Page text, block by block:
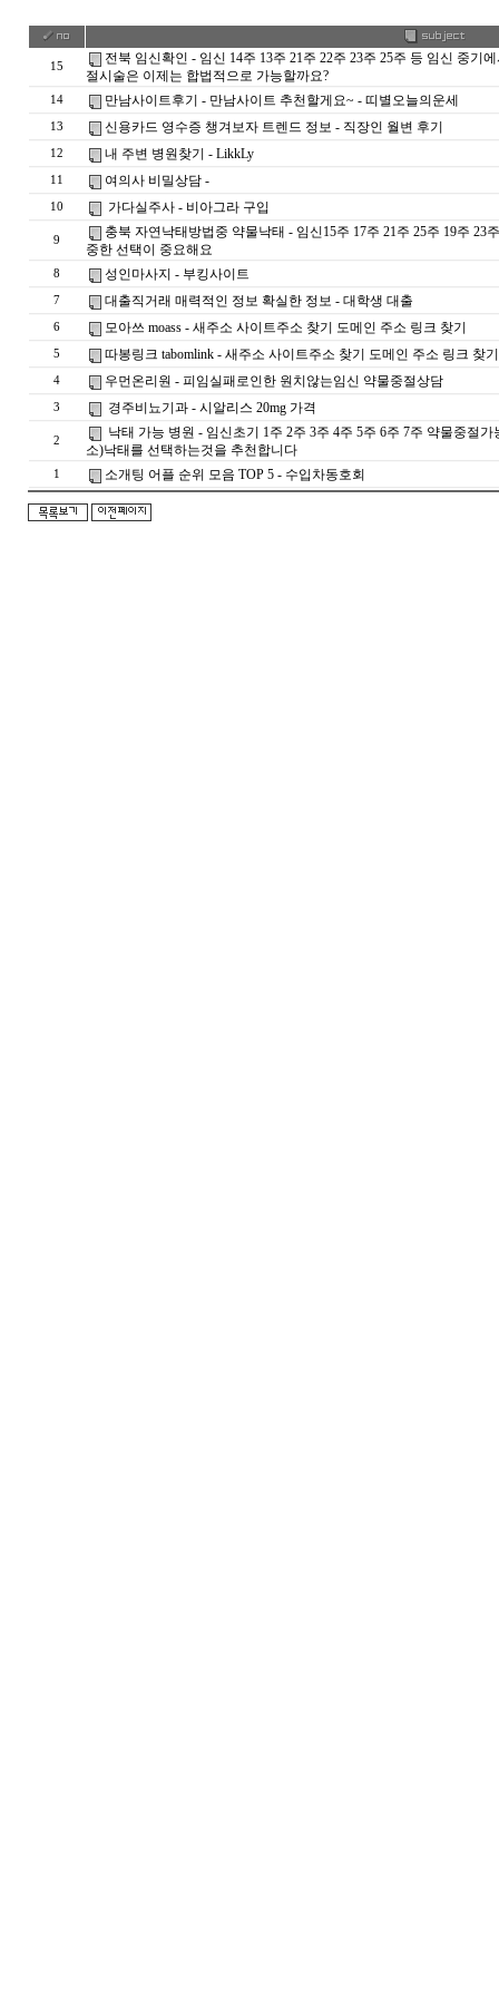
15
전북 임신확인 - 임신 14주 13주 21주 22주 23주 25주 등 임신 중기
절시술은 이제는 합법적으로 가능할까요?
14 만남사이트후기 - 만남사이트 추천할게요~ - 띠­별­오­늘­의­운­세
13 신용카드 영수증 챙겨보자 트렌드 정보 - 직장인 월변 후기
12 내 주변 병원찾기 - LikkLy
11 여의사 비밀상담 -
10 가다실주사 - 비아그라 구입
9
충북 자연낙태방법중 약물낙태 - 임신15주 17주 21주 25주 19주
중한 선택이 중요해요
8 성인마사지 - 부킹사이트
7 대출직거래 매력적인 정보 확실한 정보 - 대학생 대출
6 모아쓰 moass - 새주소 사이트주소 찾기 도메인 주소 링크 찾기
5 따봉링크 tabomlink - 새주소 사이트주소 찾기 도메인 주소 링크 찾기
4 우먼온리원 - 피임실패로인한 원치않는임신 약물중절상담
3 경주비뇨기과 - 시알리스 20mg 가격
2
낙태 가능 병원 - 임신초기 1주 2주 3주 4주 5주 6주 7주 약물중절
소)낙태를 선택하는것을 추천합니다
1 소개팅 어플 순위 모음 TOP 5 - 수­입­차­동­호­회